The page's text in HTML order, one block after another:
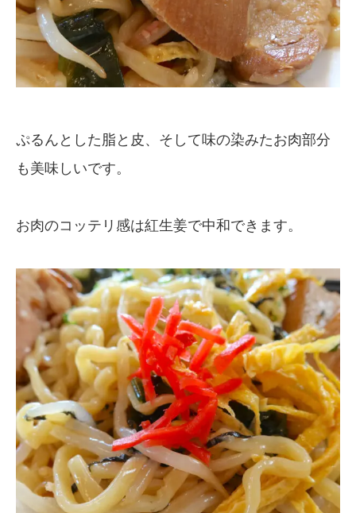
ぷるんとした脂と皮、そして味の染みたお肉部分
も美味しいです。
お肉のコッテリ感は紅生姜で中和できます。